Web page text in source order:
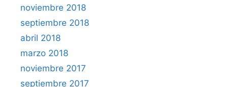
noviembre 2018
septiembre 2018
abril 2018
marzo 2018
noviembre 2017
septiembre 2017